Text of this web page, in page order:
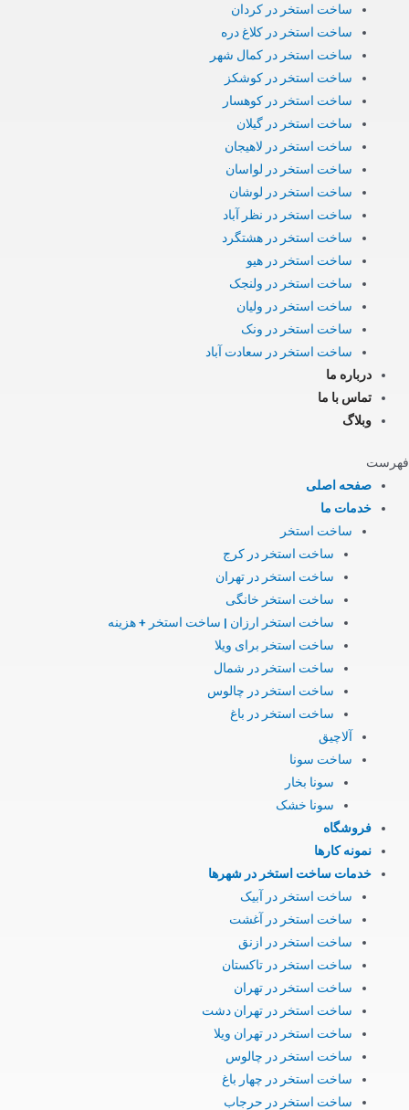
ساخت استخر در کردان
ساخت استخر در کلاغ دره
ساخت استخر در کمال شهر
ساخت استخر در کوشکز
ساخت استخر در کوهسار
ساخت استخر در گیلان
ساخت استخر در لاهیجان
ساخت استخر در لواسان
ساخت استخر در لوشان
ساخت استخر در نظر آباد
ساخت استخر در هشتگرد
ساخت استخر در هیو
ساخت استخر در ولنجک
ساخت استخر در ولیان
ساخت استخر در ونک
ساخت استخر در سعادت آباد
درباره ما
تماس با ما
وبلاگ
فهرست
صفحه اصلی
خدمات ما
ساخت استخر
ساخت استخر در کرج
ساخت استخر در تهران
ساخت استخر خانگی
ساخت استخر ارزان | ساخت استخر + هزینه
ساخت استخر برای ویلا
ساخت استخر در شمال
ساخت استخر در چالوس
ساخت استخر در باغ
آلاچیق
ساخت سونا
سونا بخار
سونا خشک
فروشگاه
نمونه کارها
خدمات ساخت استخر در شهرها
ساخت استخر در آبیک
ساخت استخر در آغشت
ساخت استخر در ازنق
ساخت استخر در تاکستان
ساخت استخر در تهران
ساخت استخر در تهران دشت
ساخت استخر در تهران ویلا
ساخت استخر در چالوس
ساخت استخر در چهار باغ
ساخت استخر در حرجاب